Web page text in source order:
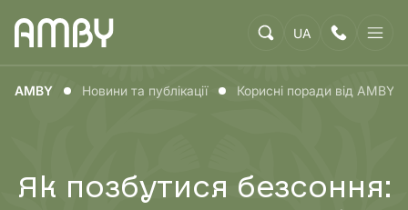
UA
AMBY Новини та публікації Корисні поради від AMBY
Як позбутися безсоння: